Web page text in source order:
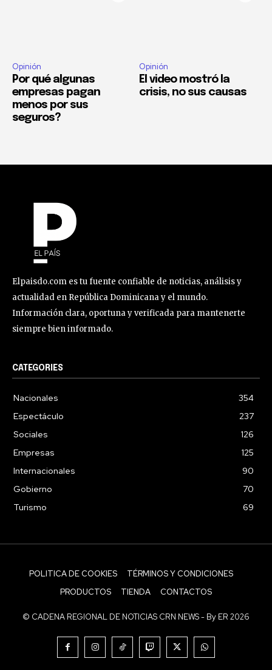
Opinión
Por qué algunas
empresas pagan
menos por sus
seguros?
Opinión
El video mostró la
crisis, no sus causas
Elpaisdo.com es tu fuente confiable de noticias, análisis y
actualidad en República Dominicana y el mundo.
Información clara, oportuna y verificada para mantenerte
siempre bien informado.
CATEGORIES
Nacionales
354
Espectáculo
237
Sociales
126
Empresas
125
Internacionales
90
Gobierno
70
Turismo
69
POLITICA DE COOKIES
TÉRMINOS Y CONDICIONES
PRODUCTOS
TIENDA CONTACTOS
© CADENA REGIONAL DE NOTICIAS CRN NEWS - By ER 2026